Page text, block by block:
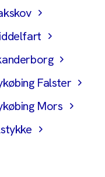
Falster
Mors